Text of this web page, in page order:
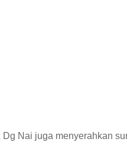
Dg Nai juga menyerahkan